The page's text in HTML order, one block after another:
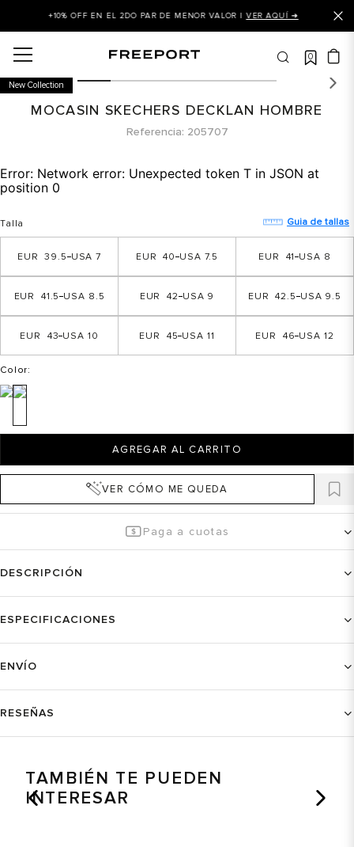
+10% OFF EN EL 2DO PAR DE MENOR VALOR |VER AQUÍ ➜
0
New Collection
MOCASIN SKECHERS DECKLAN HOMBRE
Referencia 205707
Error: Network error: Unexpected token T in JSON at
position 0
Talla Guia de tallas
7
39.5 7.5
40 8
41
8.5
41.5 9
42 9.5
42.5
10
43 11
45 12
46
Color:
AGREGAR AL CARRITO
VER CÓMO ME QUEDA
Paga a cuotas
DESCRIPCIÓN
ESPECIFICACIONES
ENVÍO
RESEÑAS
TAMBIÉN TE PUEDEN
INTERESAR
balance
puma
klein
balance 574